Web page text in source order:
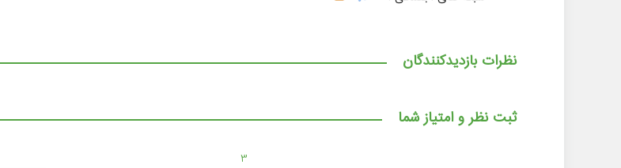
نظرات بازدیدکنندگان
ثبت نظر و امتیاز شما
3